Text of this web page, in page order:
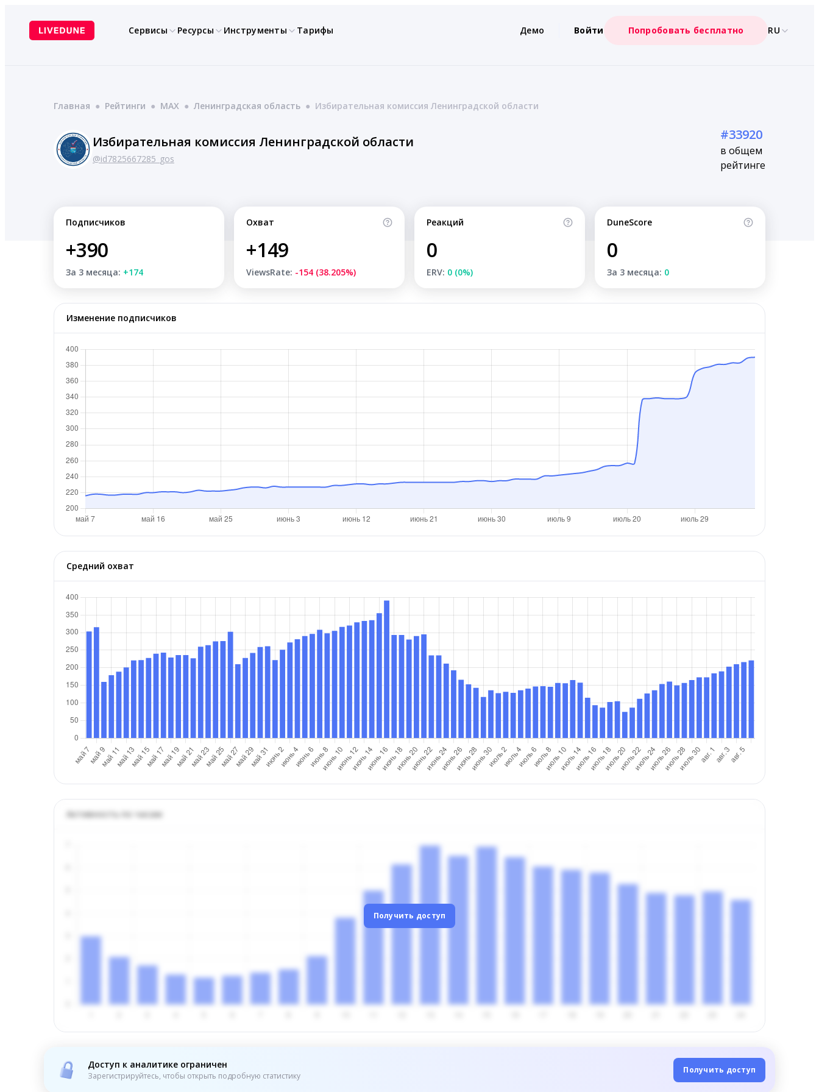
содержимому
Сервисы Ресурсы Инструменты Тарифы Демо Войти Попробовать бесплатно RU
Главная ● Рейтинги ● MAX ● Ленинградская область ● Избирательная комиссия Ленинградской области
Избирательная комиссия Ленинградской области
@id7825667285_gos
#33920
в общем
рейтинге
Подписчиков
+390
За 3 месяца: +174
Охват
+149
ViewsRate: -154 (38.205%)
Реакций
0
ERV: 0 (0%)
DuneScore
0
За 3 месяца: 0
Изменение подписчиков
Средний охват
Активность по часам
Получить доступ
Доступ к аналитике ограничен
Зарегистрируйтесь, чтобы открыть подробную статистику
Получить доступ